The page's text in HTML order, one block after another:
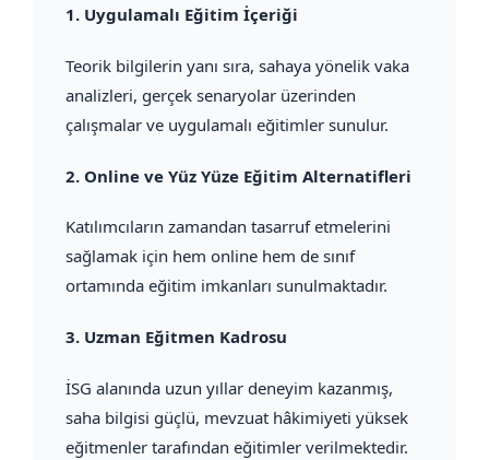
1. Uygulamalı Eğitim İçeriği
Teorik bilgilerin yanı sıra, sahaya yönelik vaka
analizleri, gerçek senaryolar üzerinden
çalışmalar ve uygulamalı eğitimler sunulur.
2. Online ve Yüz Yüze Eğitim Alternatifleri
Katılımcıların zamandan tasarruf etmelerini
sağlamak için hem online hem de sınıf
ortamında eğitim imkanları sunulmaktadır.
3. Uzman Eğitmen Kadrosu
İSG alanında uzun yıllar deneyim kazanmış,
saha bilgisi güçlü, mevzuat hâkimiyeti yüksek
eğitmenler tarafından eğitimler verilmektedir.